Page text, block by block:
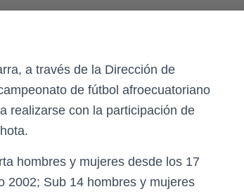
a través de la Dirección de
de fútbol afroecuatoriano
realizarse con la participación de
hombres y mujeres desde los 17
2002; Sub 14 hombres y mujeres